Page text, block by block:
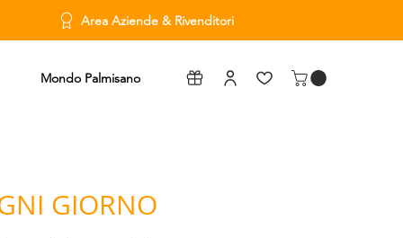
Area Aziende & Rivenditori
Mondo Palmisano
GIORNO